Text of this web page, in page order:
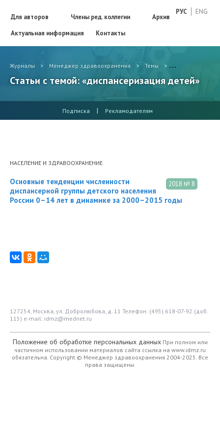
РУС ENG
Для авторов Члены ред. коллегии
Архив
Актуальная информация
Контакты
Журналы > Менеджер здравоохранения > Темы >
Статьи с темой: «диспансеризация детей»
Подписка | Рекламодателям
НАСЕЛЕНИЕ И ЗДРАВООХРАНЕНИЕ
2018 № 8
Основные тенденции численности
диспансерной группы детского населения
России 0–14 лет в динамике за 2000–2015 годы
127254, Москва, ул. Добролюбова, д. 11 Телефон: (495) 618-07-92 (доб.
115) e-mail: idmz@mednet.ru
Положение об обработке персональных данныхПри полном или
частичном использовании материалов сайта ссылка на www.idmz.ru
обязательна. Copyright © Менеджер здравоохранения 2004-2025. Все
права защищены.